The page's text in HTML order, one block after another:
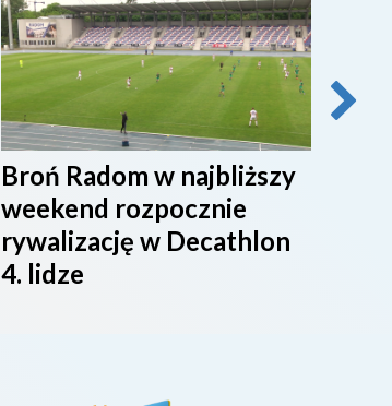
Broń Radom w najbliższy
weekend rozpocznie
rywalizację w Decathlon
4. lidze